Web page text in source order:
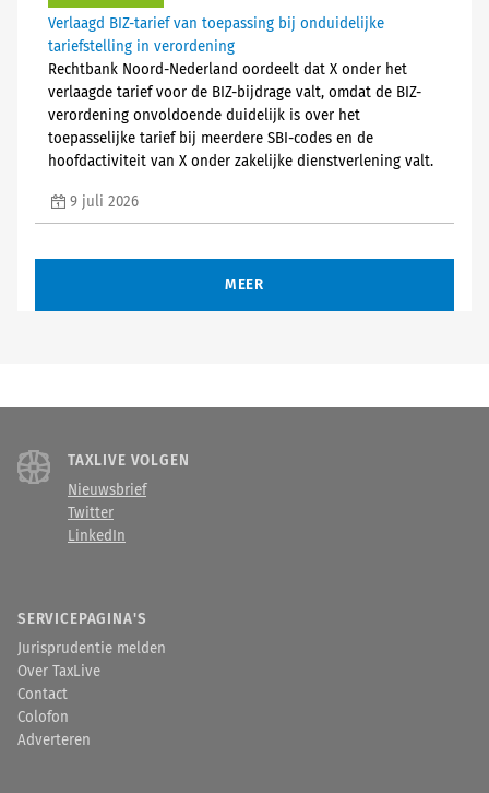
Verlaagd BIZ-tarief van toepassing bij onduidelijke
tariefstelling in verordening
Rechtbank Noord-Nederland oordeelt dat X onder het
verlaagde tarief voor de BIZ-bijdrage valt, omdat de BIZ-
verordening onvoldoende duidelijk is over het
toepasselijke tarief bij meerdere SBI-codes en de
hoofdactiviteit van X onder zakelijke dienstverlening valt.
9 juli 2026
MEER
TAXLIVE VOLGEN
Nieuwsbrief
Twitter
LinkedIn
SERVICEPAGINA'S
Jurisprudentie melden
Over TaxLive
Contact
Colofon
Adverteren